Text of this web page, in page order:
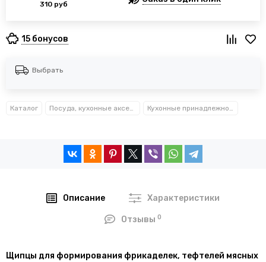
310 руб
15 бонусов
Выбрать
Каталог Посуда, кухонные аксессуары и принадлежности TM Kamille TM Ofenbach Кухонные принадлежности из нержавеющей стали Kamille™
Описание Характеристики
Отзывы0
Щипцы для формирования фрикаделек, тефтелей мясных